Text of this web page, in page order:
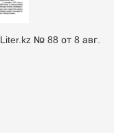
№ 88 от 8 авг.